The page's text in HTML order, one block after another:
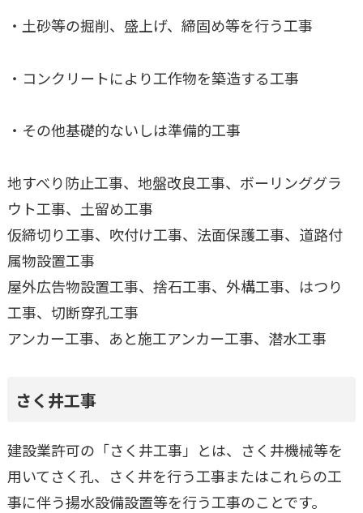
・土砂等の掘削、盛上げ、締固め等を行う工事
・コンクリートにより工作物を築造する工事
・その他基礎的ないしは準備的工事
地すべり防止工事、地盤改良工事、ボーリンググラ
ウト工事、土留め工事
仮締切り工事、吹付け工事、法面保護工事、道路付
属物設置工事
屋外広告物設置工事、捨石工事、外構工事、はつり
工事、切断穿孔工事
アンカー工事、あと施工アンカー工事、潜水工事
さく井工事
建設業許可の「さく井工事」とは、さく井機械等を
用いてさく孔、さく井を行う工事またはこれらの工
事に伴う揚水設備設置等を行う工事のことです。